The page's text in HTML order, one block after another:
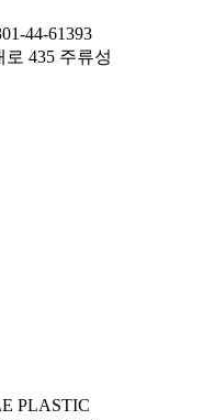
44-61393
435 주류성
PLASTIC